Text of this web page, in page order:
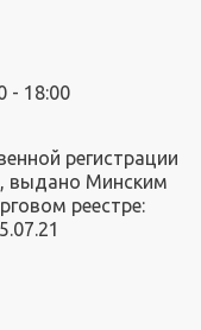
- 18:00
регистрации
выдано Минским
реестре: